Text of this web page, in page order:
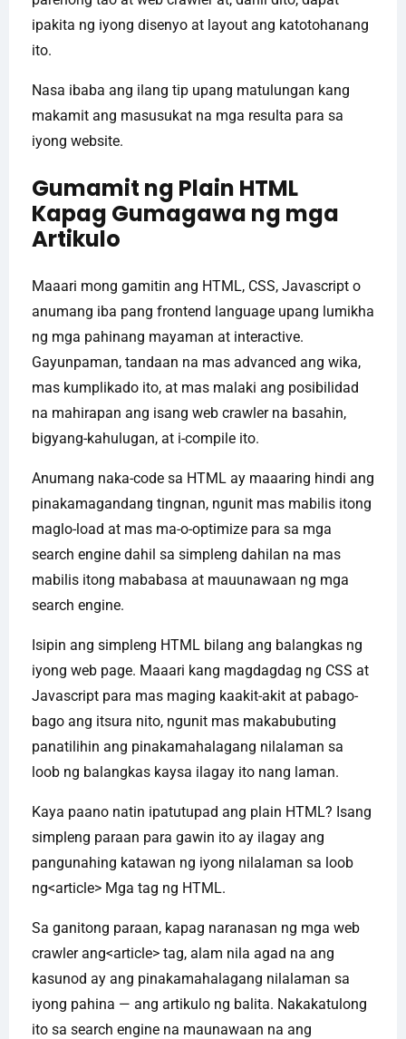
ipakita ng iyong disenyo at layout ang katotohanang
ito.
Nasa ibaba ang ilang tip upang matulungan kang
makamit ang masusukat na mga resulta para sa
iyong website.
Gumamit ng Plain HTML
Kapag Gumagawa ng mga
Artikulo
Maaari mong gamitin ang HTML, CSS, Javascript o
anumang iba pang frontend language upang lumikha
ng mga pahinang mayaman at interactive.
Gayunpaman, tandaan na mas advanced ang wika,
mas kumplikado ito, at mas malaki ang posibilidad
na mahirapan ang isang web crawler na basahin,
bigyang-kahulugan, at i-compile ito.
Anumang naka-code sa HTML ay maaaring hindi ang
pinakamagandang tingnan, ngunit mas mabilis itong
maglo-load at mas ma-o-optimize para sa mga
search engine dahil sa simpleng dahilan na mas
mabilis itong mababasa at mauunawaan ng mga
search engine.
Isipin ang simpleng HTML bilang ang balangkas ng
iyong web page. Maaari kang magdagdag ng CSS at
Javascript para mas maging kaakit-akit at pabago-
bago ang itsura nito, ngunit mas makabubuting
panatilihin ang pinakamahalagang nilalaman sa
loob ng balangkas kaysa ilagay ito nang laman.
Kaya paano natin ipatutupad ang plain HTML? Isang
simpleng paraan para gawin ito ay ilagay ang
pangunahing katawan ng iyong nilalaman sa loob
ng<article> Mga tag ng HTML.
Sa ganitong paraan, kapag naranasan ng mga web
crawler ang<article> tag, alam nila agad na ang
kasunod ay ang pinakamahalagang nilalaman sa
iyong pahina — ang artikulo ng balita. Nakakatulong
ito sa search engine na maunawaan na ang